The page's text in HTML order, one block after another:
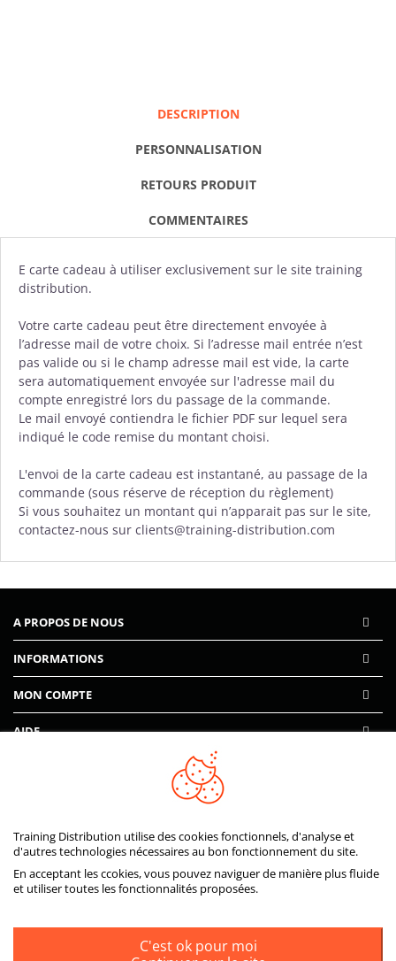
DESCRIPTION
PERSONNALISATION
RETOURS PRODUIT
COMMENTAIRES
E carte cadeau à utiliser exclusivement sur le site training
distribution.
Votre carte cadeau peut être directement envoyée à
l’adresse mail de votre choix. Si l’adresse mail entrée n’est
pas valide ou si le champ adresse mail est vide, la carte
sera automatiquement envoyée sur l'adresse mail du
compte enregistré lors du passage de la commande.
Le mail envoyé contiendra le fichier PDF sur lequel sera
indiqué le code remise du montant choisi.
L'envoi de la carte cadeau est instantané, au passage de la
commande (sous réserve de réception du règlement)
Si vous souhaitez un montant qui n’apparait pas sur le site,
contactez-nous sur clients@training-distribution.com
A PROPOS DE NOUS
INFORMATIONS
MON COMPTE
Training Distribution utilise des cookies fonctionnels, d'analyse et
d'autres technologies nécessaires au bon fonctionnement du site.
En acceptant les ccokies, vous pouvez naviguer de manière plus fluide
et utiliser toutes les fonctionnalités proposées.
C'est ok pour moi
AIDE